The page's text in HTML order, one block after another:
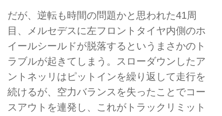
だが、逆転も時間の問題かと思われた41周
目、メルセデスに左フロントタイヤ内側のホ
イールシールドが脱落するというまさかのト
ラブルが起きてしまう。スローダウンしたア
ントネッリはピットインを繰り返して走行を
続けるが、空力バランスを失ったことでコー
スアウトを連発し、これがトラックリミット